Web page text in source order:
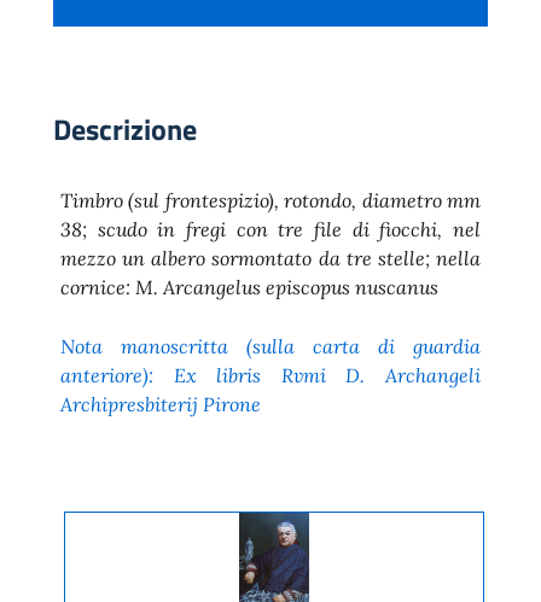
Descrizione
Timbro (sul frontespizio), rotondo, diametro mm
38; scudo in fregi con tre file di fiocchi, nel
mezzo un albero sormontato da tre stelle; nella
cornice: M. Arcangelus episcopus nuscanus
Nota manoscritta (sulla carta di guardia
anteriore): Ex libris Rvmi D. Archangeli
Archipresbiterij Pirone